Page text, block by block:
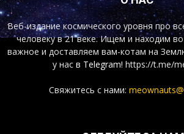
Веб-издание космического уровня про
человеку в 21 веке. Ищем и находим
важное и доставляем вам-котам на
у нас в Telegram! https://t.me/
Свяжитесь с нами: